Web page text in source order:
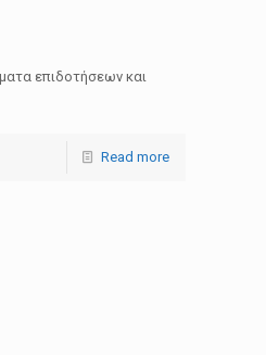
επιδοτήσεων και
Read more